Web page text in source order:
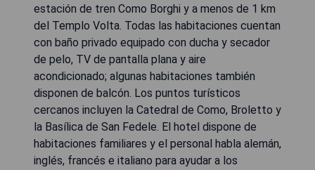
estación de tren Como Borghi y a menos de 1 km
del Templo Volta. Todas las habitaciones cuentan
con baño privado equipado con ducha y secador
de pelo, TV de pantalla plana y aire
acondicionado; algunas habitaciones también
disponen de balcón. Los puntos turísticos
cercanos incluyen la Catedral de Como, Broletto y
la Basílica de San Fedele. El hotel dispone de
habitaciones familiares y el personal habla alemán,
inglés, francés e italiano para ayudar a los